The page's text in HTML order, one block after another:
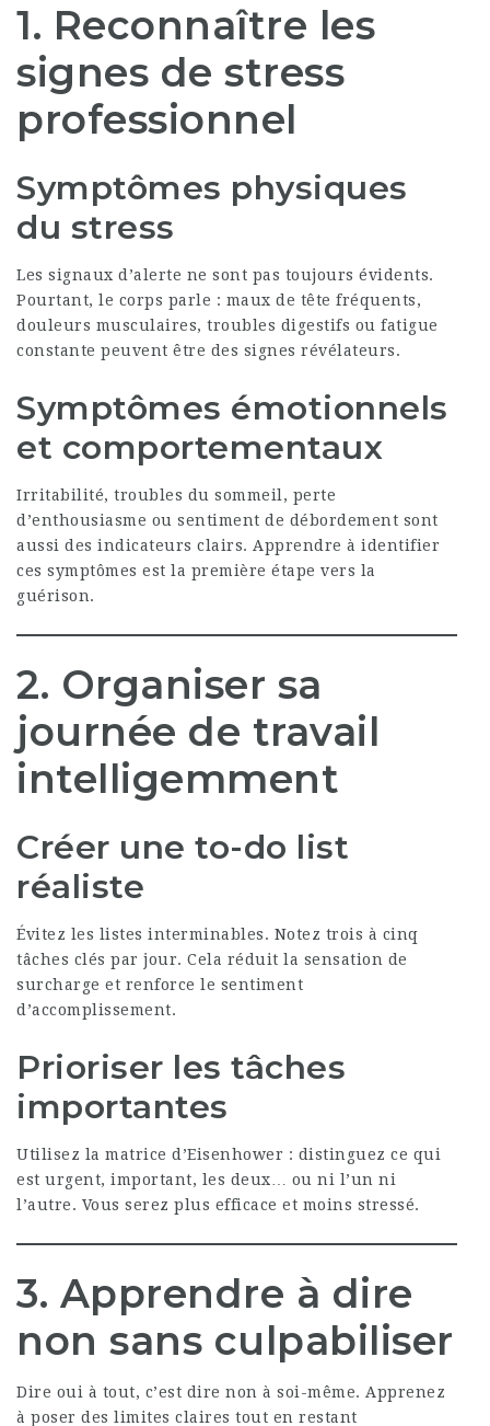
1. Reconnaître les
signes de stress
professionnel
Symptômes physiques
du stress
Les signaux d’alerte ne sont pas toujours évidents.
Pourtant, le corps parle : maux de tête fréquents,
douleurs musculaires, troubles digestifs ou fatigue
constante peuvent être des signes révélateurs.
Symptômes émotionnels
et comportementaux
Irritabilité, troubles du sommeil, perte
d’enthousiasme ou sentiment de débordement sont
aussi des indicateurs clairs. Apprendre à identifier
ces symptômes est la première étape vers la
guérison.
2. Organiser sa
journée de travail
intelligemment
Créer une to-do list
réaliste
Évitez les listes interminables. Notez trois à cinq
tâches clés par jour. Cela réduit la sensation de
surcharge et renforce le sentiment
d’accomplissement.
Prioriser les tâches
importantes
Utilisez la matrice d’Eisenhower : distinguez ce qui
est urgent, important, les deux… ou ni l’un ni
l’autre. Vous serez plus efficace et moins stressé.
3. Apprendre à dire
non sans culpabiliser
Dire oui à tout, c’est dire non à soi-même. Apprenez
à poser des limites claires tout en restant